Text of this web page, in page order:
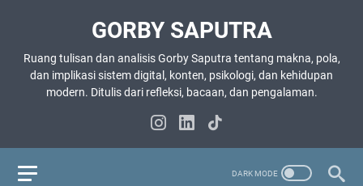
GORBY SAPUTRA
Ruang tulisan dan analisis Gorby Saputra tentang makna, pola,
dan implikasi sistem digital, konten, psikologi, dan kehidupan
modern. Ditulis dari refleksi, bacaan, dan pengalaman.